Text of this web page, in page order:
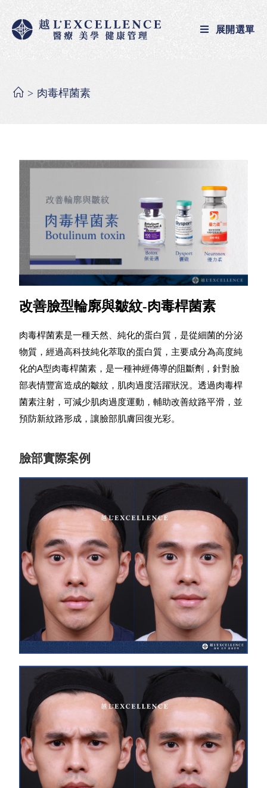
展開選單
> 肉毒桿菌素
改善臉型輪廓與皺紋-肉毒桿菌素
肉毒桿菌素是一種天然、純化的蛋白質，是從細菌的分泌
物質，經過高科技純化萃取的蛋白質，主要成分為高度純
化的A型肉毒桿菌素，是一種神經傳導的阻斷劑，針對臉
部表情豐富造成的皺紋，肌肉過度活躍狀況。透過肉毒桿
菌素注射，可減少肌肉過度運動，輔助改善紋路平滑，並
預防新紋路形成 ，讓臉部肌膚回復光彩。
臉部實際案例